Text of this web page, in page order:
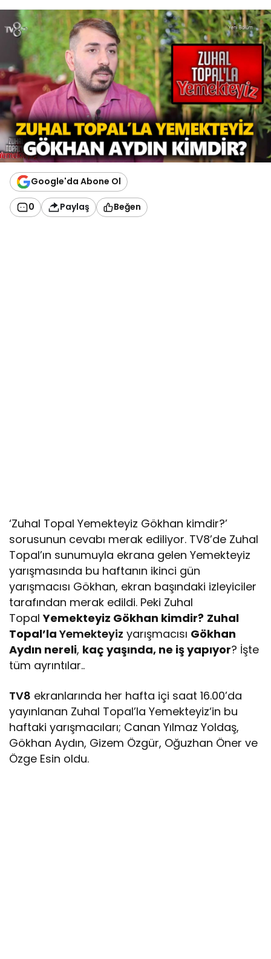
Google'da Abone Ol
0 Paylaş Beğen
‘Zuhal Topal Yemekteyiz Gökhan kimdir?’
sorusunun cevabı merak ediliyor. TV8’de Zuhal
Topal’ın sunumuyla ekrana gelen Yemekteyiz
yarışmasında bu haftanın ikinci gün
yarışmacısı Gökhan, ekran başındaki izleyiciler
tarafından merak edildi. Peki Zuhal
TopalYemekteyiz Gökhan kimdir? Zuhal
Topal’la Yemekteyiz yarışmacısı Gökhan
Aydın nereli, kaç yaşında, ne iş yapıyor? İşte
tüm ayrıntılar..
TV8 ekranlarında her hafta içi saat 16.00’da
yayınlanan Zuhal Topal’la Yemekteyiz‘in bu
haftaki yarışmacıları; Canan Yılmaz Yoldaş,
Gökhan Aydın, Gizem Özgür, Oğuzhan Öner ve
Özge Esin oldu.